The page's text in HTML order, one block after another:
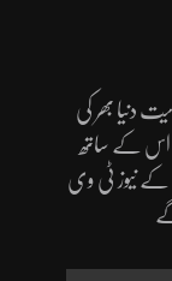
دنیا بھر کی
اس کے ساتھ
کے نیوز ٹی وی